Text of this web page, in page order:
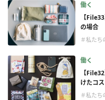
働く
【
の場合
＃私たち
働く
【
けたコ
＃私たち